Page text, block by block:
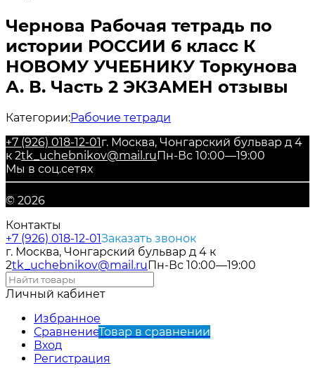
Чернова Рабочая тетрадь по
истории РОССИИ 6 класс К
НОВОМУ УЧЕБНИКУ Торкунова
А. В. Часть 2 ЭКЗАМЕН отзывы
Категории:Рабочие тетради
+7 (926) 018-12-01г. Москва, Чонгарский бульвар д 4
к 2tk_uchebnikov@mail.ruПн-Вс 10:00—19:00
Мы в соц.сетях
© 2026
Контакты
+7 (926) 018-12-01Заказать звонок
г. Москва, Чонгарский бульвар д 4 к
2tk_uchebnikov@mail.ruПн-Вс 10:00—19:00
Личный кабинет
Избранное
СравнениеТовар в сравнении
Вход
Регистрация